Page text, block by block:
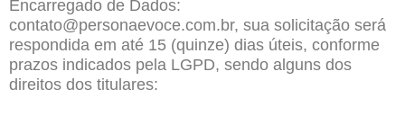
Encarregado de Dados:
contato@personaevoce.com.br, sua solicitação será
respondida em até 15 (quinze) dias úteis, conforme
prazos indicados pela LGPD, sendo alguns dos
direitos dos titulares: